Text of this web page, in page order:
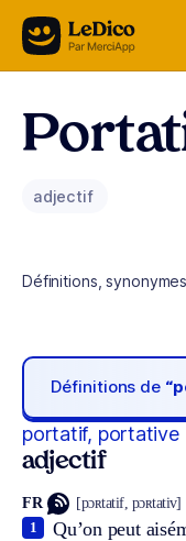
Aller au contenu
adjectif
Définitions,
Définitions de
portatif, portative
adjectif
FR [pɔʀtatif, pɔʀtativ]
Qu’on peut
1